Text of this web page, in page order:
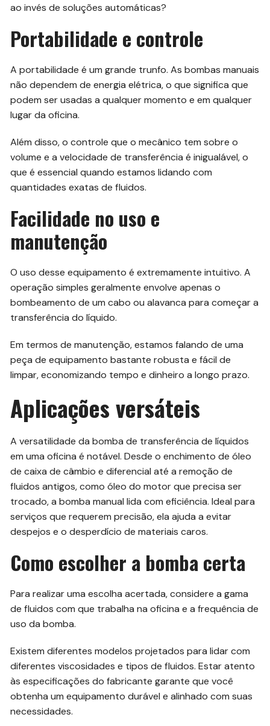
ao invés de soluções automáticas?
Portabilidade e controle
A portabilidade é um grande trunfo. As bombas manuais
não dependem de energia elétrica, o que significa que
podem ser usadas a qualquer momento e em qualquer
lugar da oficina.
Além disso, o controle que o mecânico tem sobre o
volume e a velocidade de transferência é inigualável, o
que é essencial quando estamos lidando com
quantidades exatas de fluidos.
Facilidade no uso e
manutenção
O uso desse equipamento é extremamente intuitivo. A
operação simples geralmente envolve apenas o
bombeamento de um cabo ou alavanca para começar a
transferência do líquido.
Em termos de manutenção, estamos falando de uma
peça de equipamento bastante robusta e fácil de
limpar, economizando tempo e dinheiro a longo prazo.
Aplicações versáteis
A versatilidade da bomba de transferência de líquidos
em uma oficina é notável. Desde o enchimento de óleo
de caixa de câmbio e diferencial até a remoção de
fluidos antigos, como óleo do motor que precisa ser
trocado, a bomba manual lida com eficiência. Ideal para
serviços que requerem precisão, ela ajuda a evitar
despejos e o desperdício de materiais caros.
Como escolher a bomba certa
Para realizar uma escolha acertada, considere a gama
de fluidos com que trabalha na oficina e a frequência de
uso da bomba.
Existem diferentes modelos projetados para lidar com
diferentes viscosidades e tipos de fluidos. Estar atento
às especificações do fabricante garante que você
obtenha um equipamento durável e alinhado com suas
necessidades.